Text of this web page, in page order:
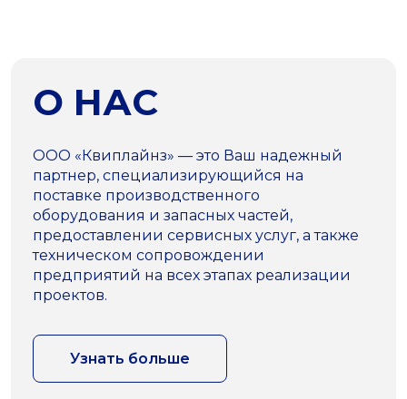
О НАС
ООО «Квиплайнз» — это Ваш надежный
партнер, специализирующийся на
поставке производственного
оборудования и запасных частей,
предоставлении сервисных услуг, а также
техническом сопровождении
предприятий на всех этапах реализации
проектов.
Узнать больше